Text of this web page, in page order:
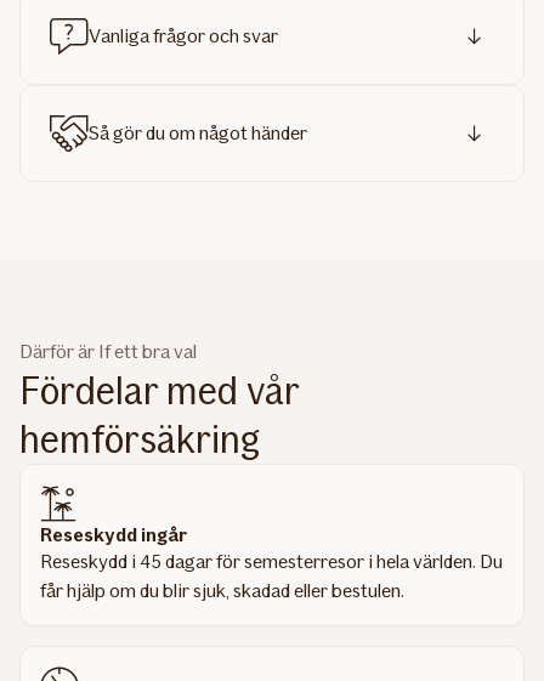
Vanliga frågor och svar
Så gör du om något händer
Därför är If ett bra val
Fördelar med vår
hemförsäkring
Reseskydd ingår
Reseskydd i 45 dagar för semesterresor i hela världen. Du
får hjälp om du blir sjuk, skadad eller bestulen.